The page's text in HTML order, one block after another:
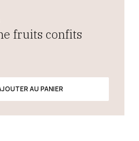
fruits confits
AU PANIER